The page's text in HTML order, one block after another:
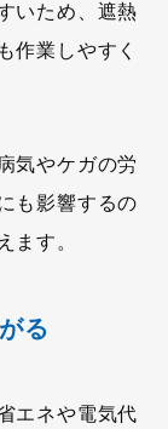
いため、遮熱
作業しやすく
気やケガの労
も影響するの
ます。
る
エネや電気代